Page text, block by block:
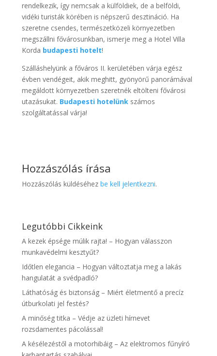
rendelkezik, így nemcsak a külföldiek, de a belföldi,
vidéki turisták körében is népszerű desztináció. Ha
szeretne csendes, természetközeli környezetben
megszállni fővárosunkban, ismerje meg a Hotel Villa
Korda budapesti hotelt!
Szálláshelyünk a főváros II. kerületében várja egész
évben vendégeit, akik meghitt, gyönyörű panorámával
megáldott környezetben szeretnék eltölteni fővárosi
utazásukat. Budapesti hotelünkszámos
szolgáltatással várja!
Hozzászólás írása
Hozzászólás küldéséhez be kell jelentkezni.
Legutóbbi Cikkeink
A kezek épsége múlik rajta! – Hogyan válasszon
munkavédelmi kesztyűt?
Időtlen elegancia – Hogyan változtatja meg a lakás
hangulatát a svédpadló?
Láthatóság és biztonság – Miért életmentő a precíz
útburkolati jel festés?
A minőség titka – Védje az üzleti hírnevet
rozsdamentes pácolással!
A késélezéstől a motorhibáig – Az elektromos fűnyíró